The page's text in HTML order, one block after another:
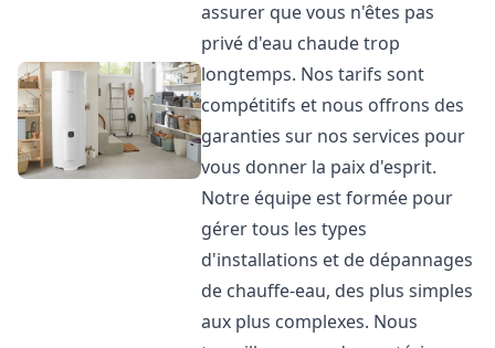
assurer que vous n'êtes pas
privé d'eau chaude trop
longtemps. Nos tarifs sont
compétitifs et nous offrons des
garanties sur nos services pour
vous donner la paix d'esprit.
Notre équipe est formée pour
gérer tous les types
d'installations et de dépannages
de chauffe-eau, des plus simples
aux plus complexes. Nous